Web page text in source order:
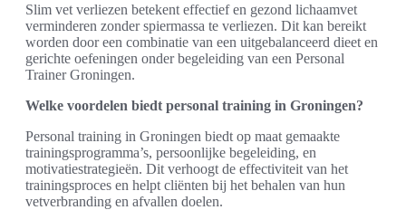
Slim vet verliezen betekent effectief en gezond lichaamvet
verminderen zonder spiermassa te verliezen. Dit kan bereikt
worden door een combinatie van een uitgebalanceerd dieet en
gerichte oefeningen onder begeleiding van een Personal
Trainer Groningen.
Welke voordelen biedt personal training in Groningen?
Personal training in Groningen biedt op maat gemaakte
trainingsprogramma’s, persoonlijke begeleiding, en
motivatiestrategieën. Dit verhoogt de effectiviteit van het
trainingsproces en helpt cliënten bij het behalen van hun
vetverbranding en afvallen doelen.